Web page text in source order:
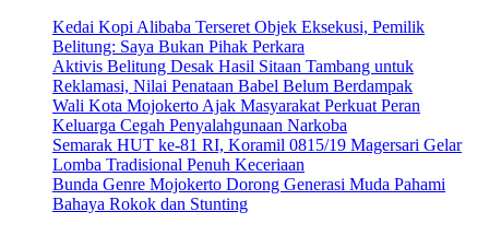
Kedai Kopi Alibaba Terseret Objek Eksekusi, Pemilik
Belitung: Saya Bukan Pihak Perkara
Aktivis Belitung Desak Hasil Sitaan Tambang untuk
Reklamasi, Nilai Penataan Babel Belum Berdampak
Wali Kota Mojokerto Ajak Masyarakat Perkuat Peran
Keluarga Cegah Penyalahgunaan Narkoba
Semarak HUT ke-81 RI, Koramil 0815/19 Magersari Gelar
Lomba Tradisional Penuh Keceriaan
Bunda Genre Mojokerto Dorong Generasi Muda Pahami
Bahaya Rokok dan Stunting